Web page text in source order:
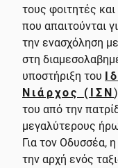
τους φοιτητές και
που απαιτούνται
την ενασχόληση
στη
υποστήριξη του
Νιάρχος (ΙΣΝ
του από την
μεγαλύτερους
Για τον Οδυσσέα,
την αρχή ενός